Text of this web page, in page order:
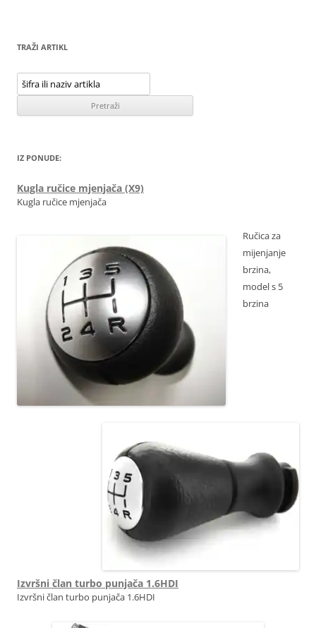
TRAŽI ARTIKL
IZ PONUDE:
Kugla ručice mjenjača (X9)
Kugla ručice mjenjača
Ručica za
mijenjanje
brzina,
model s 5
brzina
Izvršni član turbo punjača 1.6HDI
Izvršni član turbo punjača 1.6HDI